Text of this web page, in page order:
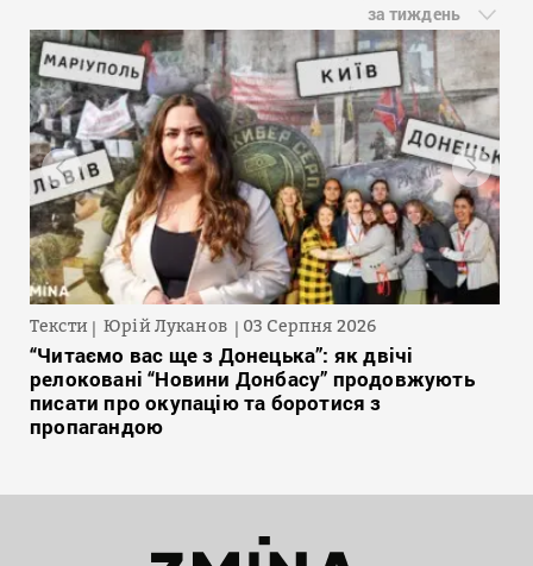
за тиждень
Тексти Юрій Луканов 03 Серпня 2026
“Читаємо вас ще з Донецька”: як двічі
релоковані “Новини Донбасу” продовжують
писати про окупацію та боротися з
пропагандою